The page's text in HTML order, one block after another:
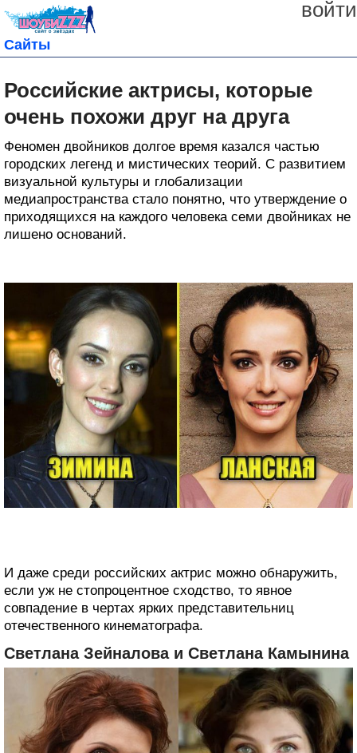
войти
Сайты
Российские актрисы, которые
очень похожи друг на друга
Феномен двойников долгое время казался частью
городских легенд и мистических теорий. С развитием
визуальной культуры и глобализации
медиапространства стало понятно, что утверждение о
приходящихся на каждого человека семи двойниках не
лишено оснований.
И даже среди российских актрис можно обнаружить,
если уж не стопроцентное сходство, то явное
совпадение в чертах ярких представительниц
отечественного кинематографа.
Светлана Зейналова и Светлана Камынина